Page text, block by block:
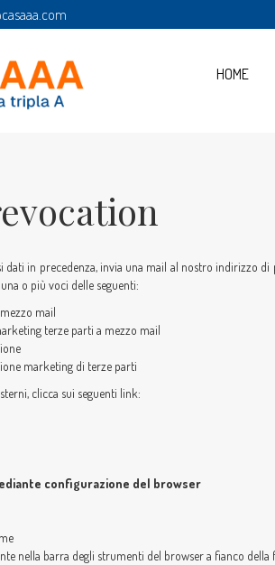
HOME
dati in precedenza, invia una mail al nostro indirizzo
o più voci delle seguenti:
mail
terze parti a mezzo mail
marketing di terze parti
clicca sui seguenti link:
configurazione del browser
nella barra degli strumenti del browser a fianco